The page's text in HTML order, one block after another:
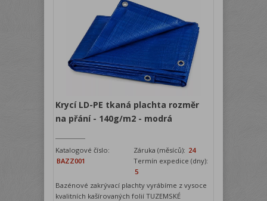
Krycí LD-PE tkaná plachta rozměr
na přání - 140g/m2 - modrá
Katalogové číslo:
BAZZ001
Záruka (měsíců): 24
Termín expedice (dny):
5
Bazénové zakrývací plachty vyrábíme z vysoce
kvalitních kašírovaných folií TUZEMSKÉ